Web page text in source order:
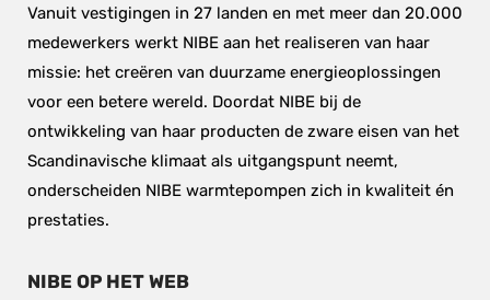
Vanuit vestigingen in 27 landen en met meer dan 20.000
medewerkers werkt NIBE aan het realiseren van haar
missie: het creëren van duurzame energieoplossingen
voor een betere wereld. Doordat NIBE bij de
ontwikkeling van haar producten de zware eisen van het
Scandinavische klimaat als uitgangspunt neemt,
onderscheiden NIBE warmtepompen zich in kwaliteit én
prestaties.
NIBE OP HET WEB